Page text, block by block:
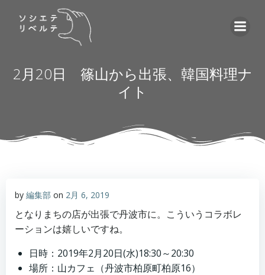
へ
ス
プ
2月20日 篠山から出張、韓国料理ナ
イト
by 編集部 on 2月 6, 2019
となりまちの店が出張で丹波市に。こういうコラボレ
ーションは嬉しいですね。
日時：2019年2月20日(水)18:30～20:30
場所：山カフェ（丹波市柏原町柏原16）